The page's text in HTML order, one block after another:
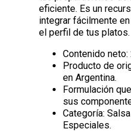
eficiente. Es un
integrar fácilmente
el perfil de tus platos.
Contenido neto:
Producto de
en Argentina.
Formulación
sus
Categoría:
Especiales.